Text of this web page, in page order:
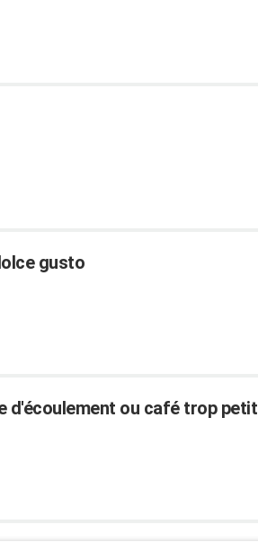
gusto
d'écoulement ou café trop petit